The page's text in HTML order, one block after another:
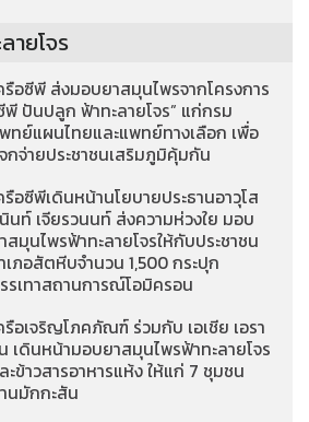
ายโจร
รือซีพี ส่งมอบยาสมุนไพรจากโครงการ
พี ปันปลูก ฟ้าทะลายโจร” แก่กรม
ทย์แผนไทยและแพทย์ทางเลือก เพื่อ
กจ่ายประชาชนเสริมภูมิคุ้มกัน
รือซีพีเดินหน้านโยบายประธานอาวุโส
นท์ เจียรวนนท์ ส่งความห่วงใย มอบ
สมุนไพรฟ้าทะลายโจรให้กับประชาชน
เภอสัตหีบจำนวน 1,500 กระปุก
รเทาสถานการณ์โอมิครอน
รือเจริญโภคภัณฑ์ ร่วมกับ เอเชีย เอรา
เดินหน้ามอบยาสมุนไพรฟ้าทะลายโจร
ะข้าวสารอาหารแห้ง ให้แก่ 7 ชุมชน
นมักกะสัน